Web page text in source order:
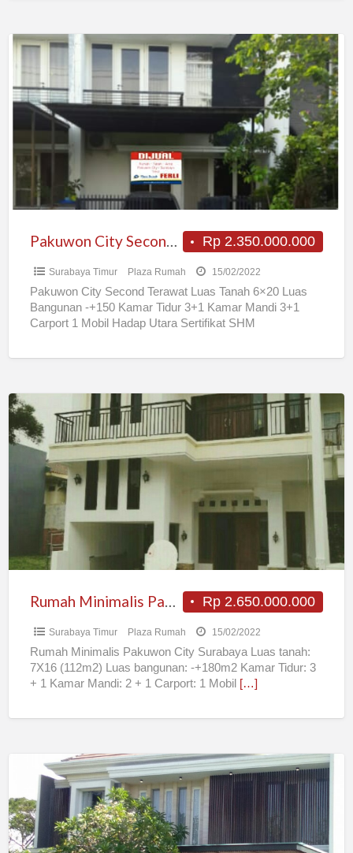
Pakuwon
Second
Terawat
Rp 2.350.000.000
Pakuwon City Second Terawat
Surabaya Timur Plaza Rumah 15/02/2022
Pakuwon City Second Terawat Luas Tanah 6×20 Luas
Bangunan -+150 Kamar Tidur 3+1 Kamar Mandi 3+1
Carport 1 Mobil Hadap Utara Sertifikat SHM
Rumah
Minimalis
Pakuwon
Surabaya
Rp 2.650.000.000
Rumah Minimalis Pakuwon City Surabaya
Surabaya Timur Plaza Rumah 15/02/2022
Rumah Minimalis Pakuwon City Surabaya Luas tanah:
7X16 (112m2) Luas bangunan: -+180m2 Kamar Tidur: 3
+ 1 Kamar Mandi: 2 + 1 Carport: 1 Mobil […]
Rumah
Pakuwon
City